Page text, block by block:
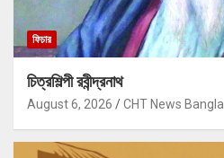
ফিচার
চিত্রশিল্পী রবীন্দ্রনাথ
August 6, 2026 CHT News Bangla